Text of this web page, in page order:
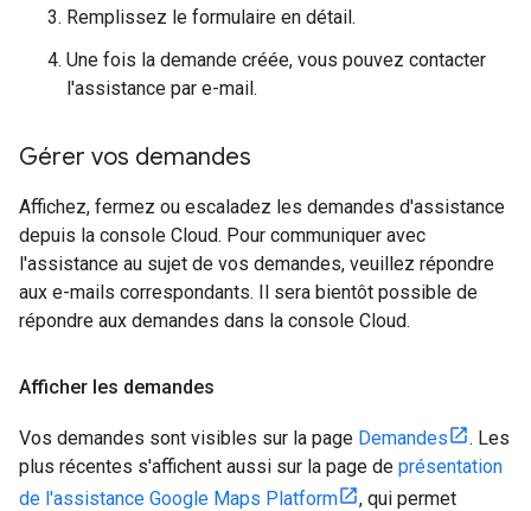
Remplissez le formulaire en détail.
Une fois la demande créée, vous pouvez contacter
l'assistance par e-mail.
Gérer vos demandes
Affichez, fermez ou escaladez les demandes d'assistance
depuis la console Cloud. Pour communiquer avec
l'assistance au sujet de vos demandes, veuillez répondre
aux e-mails correspondants. Il sera bientôt possible de
répondre aux demandes dans la console Cloud.
Afficher les demandes
Vos demandes sont visibles sur la page Demandes
. Les
plus récentes s'affichent aussi sur la page de présentation
de l'assistance Google Maps Platform
, qui permet